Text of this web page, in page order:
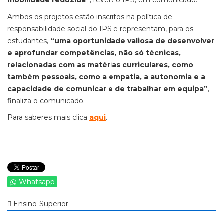
Ambos os projetos estão inscritos na política de
responsabilidade social do IPS e representam, para os
estudantes, “uma oportunidade valiosa de desenvolver
e aprofundar competências, não só técnicas,
relacionadas com as matérias curriculares, como
também pessoais, como a empatia, a autonomia e a
capacidade de comunicar e de trabalhar em equipa”,
finaliza o comunicado.
Para saberes mais clica aqui.
Whatsapp
Ensino-Superior